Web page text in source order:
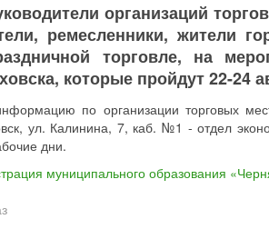
организаций
ремесленники, жители
торговле, на
которые пройдут 22-24
по организации торговых
ул. Калинина, 7, каб. №1 - отдел
дни.
муниципального образования